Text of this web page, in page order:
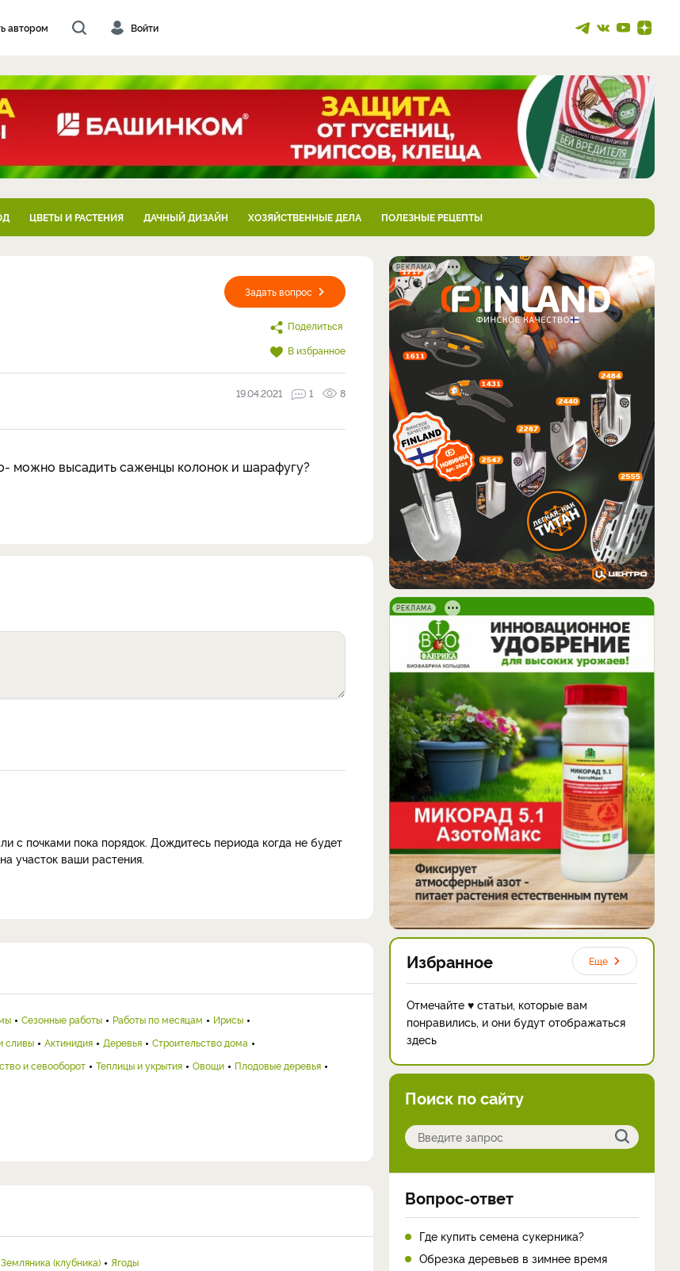
автором Войти
ЦВЕТЫ И РАСТЕНИЯ ДАЧНЫЙ ДИЗАЙН ХОЗЯЙСТВЕННЫЕ ДЕЛА ПОЛЕЗНЫЕ РЕЦЕПТЫ
Задать вопрос
Поделиться
В избранное
19.04.2021 1 8
можно высадить саженцы колонок и шарафугу?
с почками пока порядок. Дождитесь периода когда не будет
участок ваши растения.
Сезонные работы Работы по месяцам
Ирисы
сливы Актинидия Деревья
Строительство дома
и севооборот Теплицы и укрытия Овощи
Плодовые деревья
Земляника (клубника) Ягоды
РЕКЛАМА
РЕКЛАМА
Избранное Еще
Отмечайте ♥ статьи, которые вам
понравились, и они будут отображаться
здесь
Поиск по сайту
Вопрос-ответ
Где купить семена сукерника?
Обрезка деревьев в зимнее время